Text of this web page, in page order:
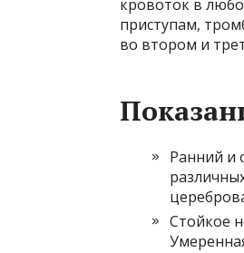
кровоток в
приступам,
во втором и
Ранний и
Стойкое